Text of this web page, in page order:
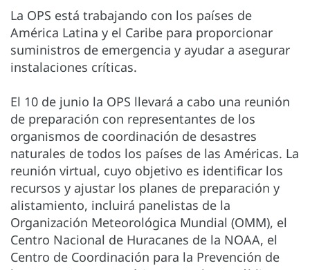
La OPS está trabajando con los países de
América Latina y el Caribe para proporcionar
suministros de emergencia y ayudar a asegurar
instalaciones críticas.
El 10 de junio la OPS llevará a cabo una reunión
de preparación con representantes de los
organismos de coordinación de desastres
naturales de todos los países de las Américas. La
reunión virtual, cuyo objetivo es identificar los
recursos y ajustar los planes de preparación y
alistamiento, incluirá panelistas de la
Organización Meteorológica Mundial (OMM), el
Centro Nacional de Huracanes de la NOAA, el
Centro de Coordinación para la Prevención de